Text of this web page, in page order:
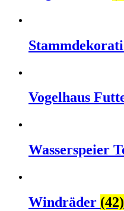
Vogelhaus
Wasserspeier
Windräder (42)